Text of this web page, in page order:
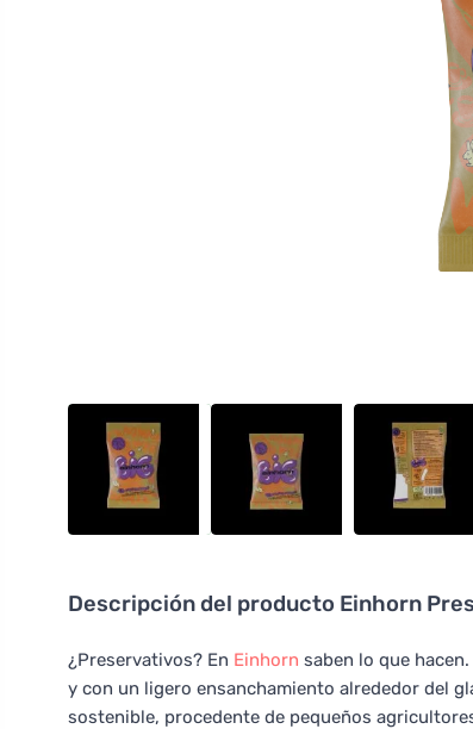
Descripción del producto Einhorn
¿Preservativos? En Einhorn saben lo que
y con un ligero ensanchamiento alrededor del
sostenible, procedente de pequeños